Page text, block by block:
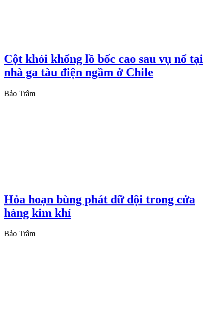
Cột khói khổng lồ bốc cao sau vụ nổ tại
nhà ga tàu điện ngầm ở Chile
Bảo Trâm
Hỏa hoạn bùng phát dữ dội trong cửa
hàng kim khí
Bảo Trâm